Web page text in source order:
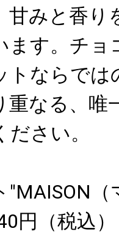
甘みと香り
ます。チョ
トならで
重なる、唯
さい。
"MAISON（
円（税込）